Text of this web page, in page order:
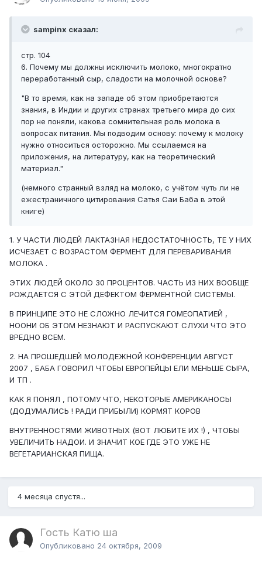
sampinx сказал:
стр. 104
6. Почему мы должны исключить молоко, многократно
переработанный сыр, сладости на молочной основе?
"В то время, как на западе об этом приобретаются
знания, в Индии и других странах третьего мира до сих
пор не поняли, какова сомнительная роль молока в
вопросах питания. Мы подводим основу: почему к молоку
нужно относиться осторожно. Мы ссылаемся на
приложения, на литературу, как на теоретический
материал."
(немного странный взляд на молоко, с учётом чуть ли не
ежестраничного цитирования Сатья Саи Баба в этой
книге)
1. У ЧАСТИ ЛЮДЕЙ ЛАКТАЗНАЯ НЕДОСТАТОЧНОСТЬ, ТЕ У НИХ
ИСЧЕЗАЕТ С ВОЗРАСТОМ ФЕРМЕНТ ДЛЯ ПЕРЕВАРИВАНИЯ
МОЛОКА .
ЭТИХ ЛЮДЕЙ ОКОЛО 30 ПРОЦЕНТОВ. ЧАСТЬ ИЗ НИХ ВООБЩЕ
РОЖДАЕТСЯ С ЭТОЙ ДЕФЕКТОМ ФЕРМЕНТНОЙ СИСТЕМЫ.
В ПРИНЦИПЕ ЭТО НЕ СЛОЖНО ЛЕЧИТСЯ ГОМЕОПАТИЕЙ ,
НООНИ ОБ ЭТОМ НЕЗНАЮТ И РАСПУСКАЮТ СЛУХИ ЧТО ЭТО
ВРЕДНО ВСЕМ.
2. НА ПРОШЕДШЕЙ МОЛОДЕЖНОЙ КОНФЕРЕНЦИИ АВГУСТ
2007 , БАБА ГОВОРИЛ ЧТОБЫ ЕВРОПЕЙЦЫ ЕЛИ МЕНЬШЕ СЫРА,
И ТП .
КАК Я ПОНЯЛ , ПОТОМУ ЧТО, НЕКОТОРЫЕ АМЕРИКАНОСЫ
(ДОДУМАЛИСЬ ! РАДИ ПРИБЫЛИ) КОРМЯТ КОРОВ
ВНУТРЕННОСТЯМИ ЖИВОТНЫХ (ВОТ ЛЮБИТЕ ИХ !) , ЧТОБЫ
УВЕЛИЧИТЬ НАДОИ. И ЗНАЧИТ КОЕ ГДЕ ЭТО УЖЕ НЕ
ВЕГЕТАРИАНСКАЯ ПИЩА.
4 месяца спустя...
Гость Катю ша
Опубликовано 24 октября, 2009